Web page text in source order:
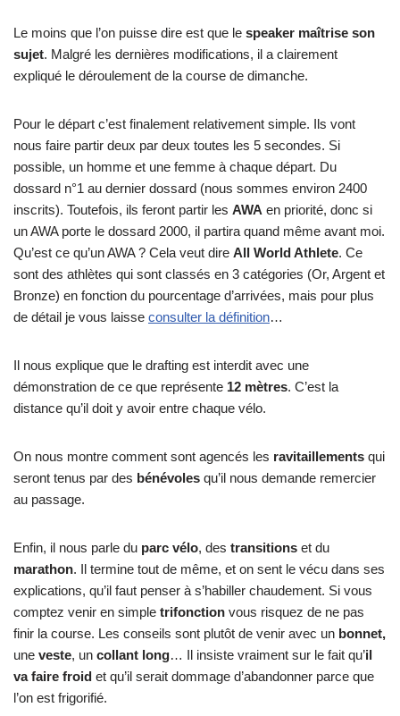
Le moins que l’on puisse dire est que le speaker maîtrise son
sujet. Malgré les dernières modifications, il a clairement
expliqué le déroulement de la course de dimanche.
Pour le départ c’est finalement relativement simple. Ils vont
nous faire partir deux par deux toutes les 5 secondes. Si
possible, un homme et une femme à chaque départ. Du
dossard n°1 au dernier dossard (nous sommes environ 2400
inscrits). Toutefois, ils feront partir les AWA en priorité, donc si
un AWA porte le dossard 2000, il partira quand même avant moi.
Qu’est ce qu’un AWA ? Cela veut dire All World Athlete. Ce
sont des athlètes qui sont classés en 3 catégories (Or, Argent et
Bronze) en fonction du pourcentage d’arrivées, mais pour plus
de détail je vous laisse consulter la définition…
Il nous explique que le drafting est interdit avec une
démonstration de ce que représente 12 mètres. C’est la
distance qu’il doit y avoir entre chaque vélo.
On nous montre comment sont agencés les ravitaillements qui
seront tenus par des bénévoles qu’il nous demande remercier
au passage.
Enfin, il nous parle du parc vélo, des transitions et du
marathon. Il termine tout de même, et on sent le vécu dans ses
explications, qu’il faut penser à s’habiller chaudement. Si vous
comptez venir en simple trifonction vous risquez de ne pas
finir la course. Les conseils sont plutôt de venir avec un bonnet,
une veste, un collant long… Il insiste vraiment sur le fait qu’il
va faire froid et qu’il serait dommage d’abandonner parce que
l’on est frigorifié.